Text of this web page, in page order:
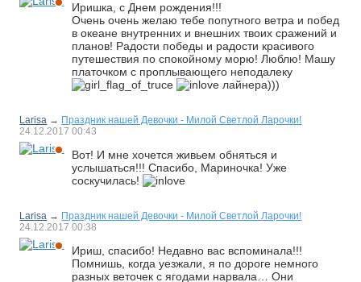
Иришка, с Днем рождения!!!
Очень очень желаю тебе попутного ветра и побед
в океане внутренних и внешних твоих сражений и
планов! Радости победы и радости красивого
путешествия по спокойному морю! Люблю! Машу
платочком с проплывающего неподалеку
лайнера)))
Larisa → Праздник нашей Девочки - Милой Светлой Ларочки!
24.12.2017 00:43
Вот! И мне хочется живьем обняться и
услышаться!!! Спасибо, Мариночка! Уже
соскучилась!
Larisa → Праздник нашей Девочки - Милой Светлой Ларочки!
24.12.2017 00:38
Ириш, спасибо! Недавно вас вспоминала!!!
Помнишь, когда уезжали, я по дороге немного
разных веточек с ягодами нарвала… Они